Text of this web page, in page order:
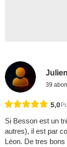
39
5,0
Si Besson est un
autres), il est par
Léon. De tres